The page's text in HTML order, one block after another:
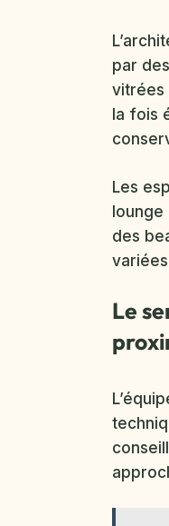
par
vitrées
la fois
Les
des
Le